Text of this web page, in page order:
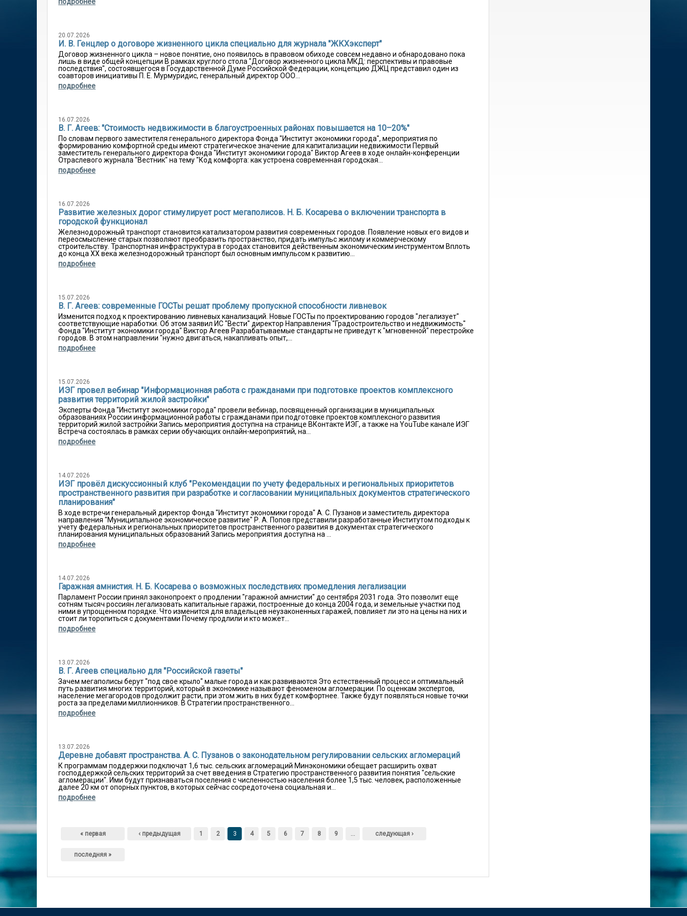
20.07.2026
И. В. Генцлер о договоре жизненного цикла специально для журнала "ЖКХэксперт"
Договор жизненного цикла – новое понятие, оно появилось в правовом обиходе совсем недавно и обнародовано пока
лишь в виде общей концепции В рамках круглого стола "Договор жизненного цикла МКД: перспективы и правовые
последствия", состоявшегося в Государственной Думе Российской Федерации, концепцию ДЖЦ представил один из
соавторов инициативы П. Е. Мурмуридис, генеральный директор ООО...
подробнее
16.07.2026
В. Г. Агеев: "Стоимость недвижимости в благоустроенных районах повышается на 10–20%"
По словам первого заместителя генерального директора Фонда "Институт экономики города", мероприятия по
формированию комфортной среды имеют стратегическое значение для капитализации недвижимости Первый
заместитель генерального директора Фонда "Институт экономики города" Виктор Агеев в ходе онлайн-конференции
Отраслевого журнала "Вестник" на тему "Код комфорта: как устроена современная городская...
подробнее
16.07.2026
Развитие железных дорог стимулирует рост мегаполисов. Н. Б. Косарева о включении транспорта в
городской функционал
Железнодорожный транспорт становится катализатором развития современных городов. Появление новых его видов и
переосмысление старых позволяют преобразить пространство, придать импульс жилому и коммерческому
строительству. Транспортная инфраструктура в городах становится действенным экономическим инструментом Вплоть
до конца XX века железнодорожный транспорт был основным импульсом к развитию...
подробнее
15.07.2026
В. Г. Агеев: современные ГОСТы решат проблему пропускной способности ливневок
Изменится подход к проектированию ливневых канализаций. Новые ГОСТы по проектированию городов "легализует"
соответствующие наработки. Об этом заявил ИС "Вести" директор Направления "Градостроительство и недвижимость"
Фонда "Институт экономики города" Виктор Агеев Разрабатываемые стандарты не приведут к "мгновенной" перестройке
городов. В этом направлении "нужно двигаться, накапливать опыт,...
подробнее
15.07.2026
ИЭГ провел вебинар "Информационная работа с гражданами при подготовке проектов комплексного
развития территорий жилой застройки"
Эксперты Фонда "Институт экономики города" провели вебинар, посвященный организации в муниципальных
образованиях России информационной работы с гражданами при подготовке проектов комплексного развития
территорий жилой застройки Запись мероприятия доступна на странице ВКонтакте ИЭГ, а также на YouTube канале ИЭГ
Встреча состоялась в рамках серии обучающих онлайн-мероприятий, на...
подробнее
14.07.2026
ИЭГ провёл дискуссионный клуб "Рекомендации по учету федеральных и региональных приоритетов
пространственного развития при разработке и согласовании муниципальных документов стратегического
планирования"
В ходе встречи генеральный директор Фонда "Институт экономики города" А. С. Пузанов и заместитель директора
направления "Муниципальное экономическое развитие" Р. А. Попов представили разработанные Институтом подходы к
учету федеральных и региональных приоритетов пространственного развития в документах стратегического
планирования муниципальных образований Запись мероприятия доступна на ...
подробнее
14.07.2026
Гаражная амнистия. Н. Б. Косарева о возможных последствиях промедления легализации
Парламент России принял законопроект о продлении "гаражной амнистии" до сентября 2031 года. Это позволит еще
сотням тысяч россиян легализовать капитальные гаражи, построенные до конца 2004 года, и земельные участки под
ними в упрощенном порядке. Что изменится для владельцев неузаконенных гаражей, повлияет ли это на цены на них и
стоит ли торопиться с документами Почему продлили и кто может...
подробнее
13.07.2026
В. Г. Агеев специально для "Российской газеты"
Зачем мегаполисы берут "под свое крыло" малые города и как развиваются Это естественный процесс и оптимальный
путь развития многих территорий, который в экономике называют феноменом агломерации. По оценкам экспертов,
население мегагородов продолжит расти, при этом жить в них будет комфортнее. Также будут появляться новые точки
роста за пределами миллионников. В Стратегии пространственного...
подробнее
13.07.2026
Деревне добавят пространства. А. С. Пузанов о законодательном регулировании сельских агломераций
К программам поддержки подключат 1,6 тыс. сельских агломераций Минэкономики обещает расширить охват
господдержкой сельских территорий за счет введения в Стратегию пространственного развития понятия "сельские
агломерации". Ими будут признаваться поселения с численностью населения более 1,5 тыс. человек, расположенные
далее 20 км от опорных пунктов, в которых сейчас сосредоточена социальная и...
подробнее
Страницы
« первая ‹ предыдущая 1 2 3 4 5 6 7 8 9 … следующая ›
последняя »